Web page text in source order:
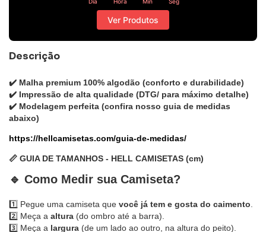
Ver Produtos
Descrição
✔️ Malha premium 100% algodão (conforto e durabilidade)
✔️ Impressão de alta qualidade (DTG/ para máximo detalhe)
✔️ Modelagem perfeita (confira nosso guia de medidas
abaixo)
https://hellcamisetas.com/guia-de-medidas/
📏 GUIA DE TAMANHOS - HELL CAMISETAS (cm)
🔹 Como Medir sua Camiseta?
1️⃣ Pegue uma camiseta que você já tem e gosta do caimento
2️⃣ Meça a altura (do ombro até a barra).
3️⃣ Meça a largura (de um lado ao outro, na altura do peito).